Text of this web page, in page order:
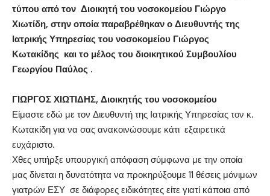
τύπου από τον Διοικητή του νοσοκομείου Γιώργο
Χιωτίδη, στην οποία παραβρέθηκαν ο Διευθυντής της
Ιατρικής Υπηρεσίας του νοσοκομείου Γιώργος
Κωτακίδης και το μέλος του διοικητικού Συμβουλίου
Γεωργίου Παύλος .
ΓΙΩΡΓΟΣ ΧΙΩΤΙΔΗΣ, Διοικητής του νοσοκομείου
Είμαστε εδώ με τον Διευθυντή της Ιατρικής Υπηρεσίας τον κ.
Κωτακίδη για να σας ανακοινώσουμε κάτι εξαιρετικά
ευχάριστο.
Χθες υπήρξε υπουργική απόφαση σύμφωνα με την οποία
μας δίνεται η δυνατότητα να προκηρύξουμε 11 θέσεις μόνιμων
γιατρών ΕΣΥ σε διάφορες ειδικότητες είτε γιατί κάποια από